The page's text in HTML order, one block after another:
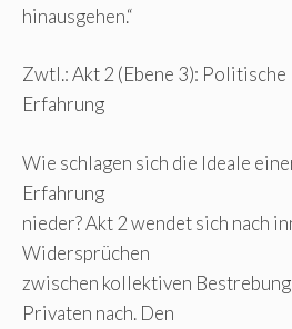
hinausgehen.“
Zwtl.: Akt 2 (Ebene 3): Politische
Erfahrung
Wie schlagen sich die Ideale
Erfahrung
nieder? Akt 2 wendet sich nach
Widersprüchen
zwischen kollektiven
Privaten nach. Den